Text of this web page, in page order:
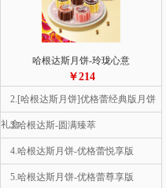
哈根达斯月饼-玲珑心意
￥214
2.[哈根达斯月饼]优格蕾经典版月饼
礼盒
3.哈根达斯-圆满臻萃
4.哈根达斯月饼-优格蕾悦享版
5.哈根达斯月饼-优格蕾尊享版